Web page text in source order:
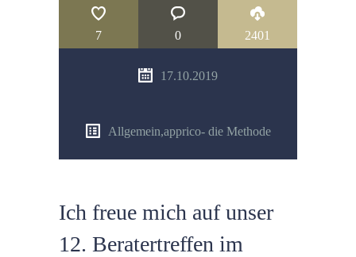
KONTAKT
7 0 2401
17.10.2019
Allgemein,apprico- die Methode
Ich freue mich auf unser
12. Beratertreffen im